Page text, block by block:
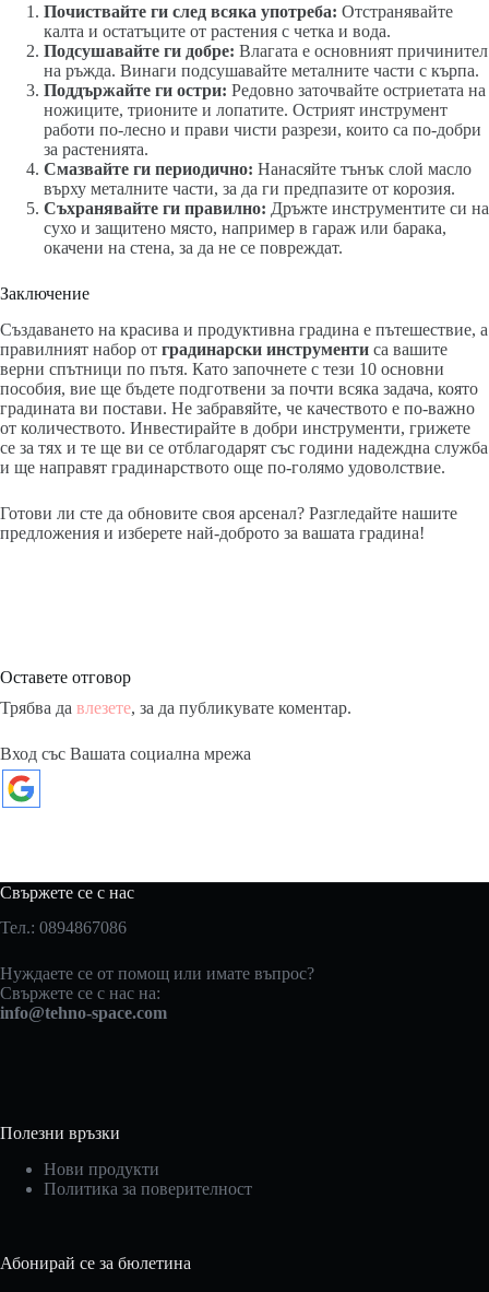
Почиствайте ги след всяка употреба: Отстранявайте
калта и остатъците от растения с четка и вода.
Подсушавайте ги добре: Влагата е основният причинител
на ръжда. Винаги подсушавайте металните части с кърпа.
Поддържайте ги остри: Редовно заточвайте остриетата на
ножиците, трионите и лопатите. Острият инструмент
работи по-лесно и прави чисти разрези, които са по-добри
за растенията.
Смазвайте ги периодично: Нанасяйте тънък слой масло
върху металните части, за да ги предпазите от корозия.
Съхранявайте ги правилно: Дръжте инструментите си на
сухо и защитено място, например в гараж или барака,
окачени на стена, за да не се повреждат.
Заключение
Създаването на красива и продуктивна градина е пътешествие, а
правилният набор от градинарски инструменти са вашите
верни спътници по пътя. Като започнете с тези 10 основни
пособия, вие ще бъдете подготвени за почти всяка задача, която
градината ви постави. Не забравяйте, че качеството е по-важно
от количеството. Инвестирайте в добри инструменти, грижете
се за тях и те ще ви се отблагодарят със години надеждна служба
и ще направят градинарството още по-голямо удоволствие.
Готови ли сте да обновите своя арсенал? Разгледайте нашите
предложения и изберете най-доброто за вашата градина!
Оставете отговор
Трябва да влезете, за да публикувате коментар.
Вход със Вашата социална мрежа
Свържете се с нас
Тел.: 0894867086
Нуждаете се от помощ или имате въпрос?
Свържете се с нас на:
info@tehno-space.com
Полезни връзки
Нови продукти
Политика за поверителност
Абонирай се за бюлетина